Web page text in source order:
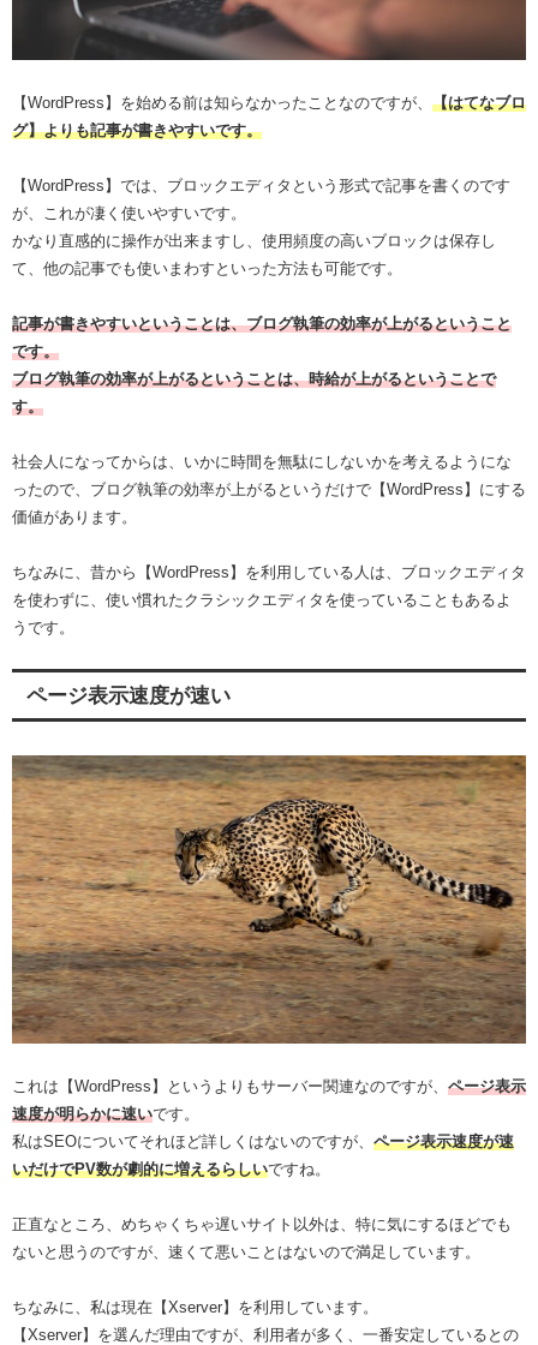
【WordPress】を始める前は知らなかったことなのですが、 【はてなブロ
グ】よりも記事が書きやすいです。
【WordPress】では、ブロックエディタという形式で記事を書くのです
が、これが凄く使いやすいです。
かなり直感的に操作が出来ますし、使用頻度の高いブロックは保存し
て、他の記事でも使いまわすといった方法も可能です。
記事が書きやすいということは、ブログ執筆の効率が上がるということ
です。
ブログ執筆の効率が上がるということは、時給が上がるということで
す。
社会人になってからは、いかに時間を無駄にしないかを考えるようにな
ったので、ブログ執筆の効率が上がるというだけで【WordPress】にする
価値があります。
ちなみに、昔から【WordPress】を利用している人は、ブロックエディタ
を使わずに、使い慣れたクラシックエディタを使っていることもあるよ
うです。
ページ表示速度が速い
これは【WordPress】というよりもサーバー関連なのですが、 ページ表示
速度が明らかに速いです。
私はSEOについてそれほど詳しくはないのですが、 ページ表示速度が速
いだけでPV数が劇的に増えるらしいですね。
正直なところ、めちゃくちゃ遅いサイト以外は、特に気にするほどでも
ないと思うのですが、速くて悪いことはないので満足しています。
ちなみに、私は現在【Xserver】を利用しています。
【Xserver】を選んだ理由ですが、利用者が多く、一番安定しているとの